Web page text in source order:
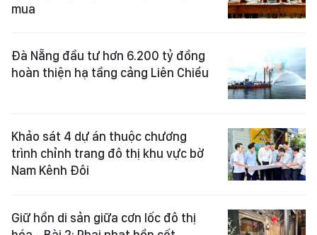
mua
Đà Nẵng đầu tư hơn 6.200 tỷ đồng
hoàn thiện hạ tầng cảng Liên Chiểu
Khảo sát 4 dự án thuộc chương
trình chỉnh trang đô thị khu vực bờ
Nam Kênh Đôi
Giữ hồn di sản giữa cơn lốc đô thị